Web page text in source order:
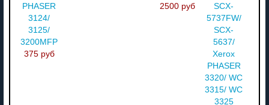
PHASER
3124/
3125/
3200MFP
375 руб
2500 руб
SCX-
5737FW/
SCX-
5637/
Xerox
PHASER
3320/ WC
3315/ WC
3325